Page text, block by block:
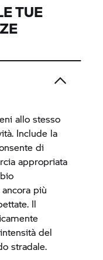
TUE
allo stesso
Include la
di
appropriata
più
Il
del
stradale.